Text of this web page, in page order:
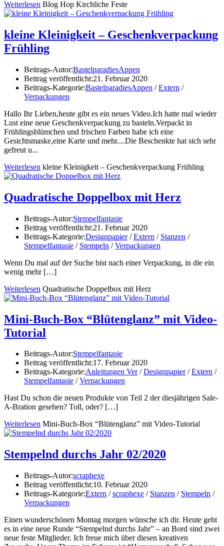
Weiterlesen Blog Hop Kirchliche Feste
kleine Kleinigkeit – Geschenkverpackung
Frühling
Beitrags-Autor:BastelparadiesAppen
Beitrag veröffentlicht:21. Februar 2020
Beitrags-Kategorie:BastelparadiesAppen / Extern /
Verpackungen
Hallo Ihr Lieben,heute gibt es ein neues Video.Ich hatte mal wieder
Lust eine neue Geschenkverpackung zu basteln.Verpackt in
Frühlingsblümchen und frischen Farben habe ich eine
Gesichtsmaske,eine Karte und mehr....Die Beschenkte hat sich sehr
gefreut u...
Weiterlesen kleine Kleinigkeit – Geschenkverpackung Frühling
Quadratische Doppelbox mit Herz
Beitrags-Autor:Stempelfantasie
Beitrag veröffentlicht:21. Februar 2020
Beitrags-Kategorie:Designpapier / Extern / Stanzen /
Stempelfantasie / Stempeln / Verpackungen
Wenn Du mal auf der Suche bist nach einer Verpackung, in die ein
wenig mehr[…]
Weiterlesen Quadratische Doppelbox mit Herz
Mini-Buch-Box “Blütenglanz” mit Video-
Tutorial
Beitrags-Autor:Stempelfantasie
Beitrag veröffentlicht:17. Februar 2020
Beitrags-Kategorie:Anleitungen Ver / Designpapier / Extern /
Stempelfantasie / Verpackungen
Hast Du schon die neuen Produkte von Teil 2 der diesjährigen Sale-
A-Bration gesehen? Toll, oder? […]
Weiterlesen Mini-Buch-Box “Blütenglanz” mit Video-Tutorial
Stempelnd durchs Jahr 02/2020
Beitrags-Autor:scraphexe
Beitrag veröffentlicht:10. Februar 2020
Beitrags-Kategorie:Extern / scraphexe / Stanzen / Stempeln /
Verpackungen
Einen wunderschönen Montag morgen wünsche ich dir. Heute geht
es in eine neue Runde “Stempelnd durchs Jahr” – an Bord sind zwei
neue feste Mitglieder. Ich freue mich über diesen kreativen